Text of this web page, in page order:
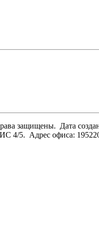
защищены. Дата
4/5. Адрес офиса: